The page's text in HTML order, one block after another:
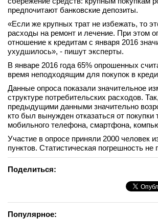
предпочитают банковские депозиты.
«Если же крупных трат не избежать, то
расходы на ремонт и лечение. При этом
отношение к кредитам с января 2016
ухудшилось», - пишут эксперты.
В январе 2016 года 65% опрошенных
время неподходящим для покупок в
Данные опроса показали значительное
структуре потребительских расходов.
предыдущими данными значительно
кто был вынужден отказаться от покупки
мобильного телефона, смартфона,
Участие в опросе приняли 2000 человек
пунктов. Статистическая погрешность
Поделиться:
Популярное: